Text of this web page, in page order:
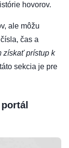
hovorov.
ale môžu
čas a
získať prístup k
sekcia je pre